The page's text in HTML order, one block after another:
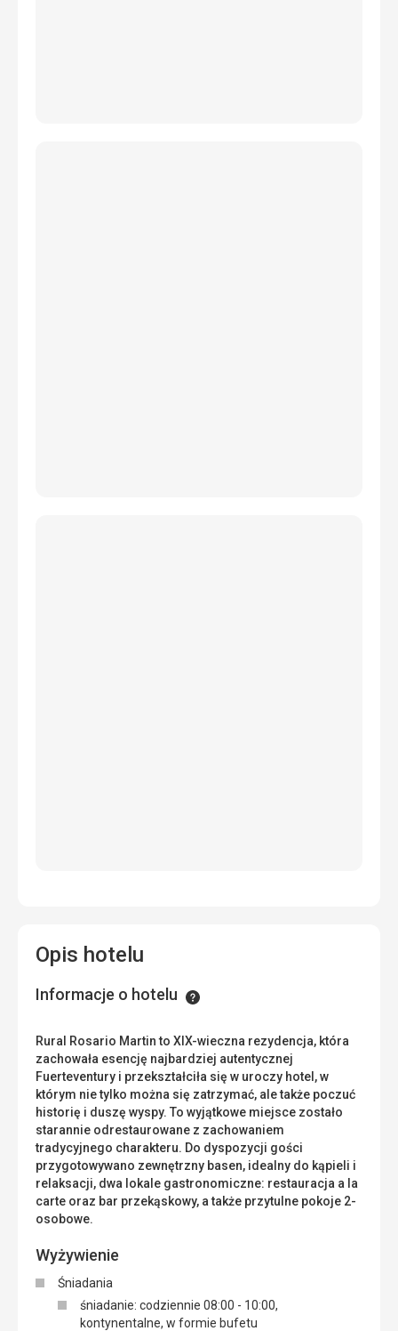
Rural Rosario Martin to XIX-wieczna rezydencja, która
zachowała esencję najbardziej autentycznej
Fuerteventury i przekształciła się w uroczy hotel, w
którym nie tylko można się zatrzymać, ale także poczuć
historię i duszę wyspy. To wyjątkowe miejsce zostało
starannie odrestaurowane z zachowaniem
tradycyjnego charakteru. Do dyspozycji gości
przygotowywano zewnętrzny basen, idealny do kąpieli i
relaksacji, dwa lokale gastronomiczne: restauracja a la
carte oraz bar przekąskowy, a także przytulne pokoje 2-
osobowe.
Wyżywienie
Śniadania
śniadanie: codziennie 08:00 - 10:00,
kontynentalne, w formie bufetu
Opis hotelu
Informacje o hotelu Informacje